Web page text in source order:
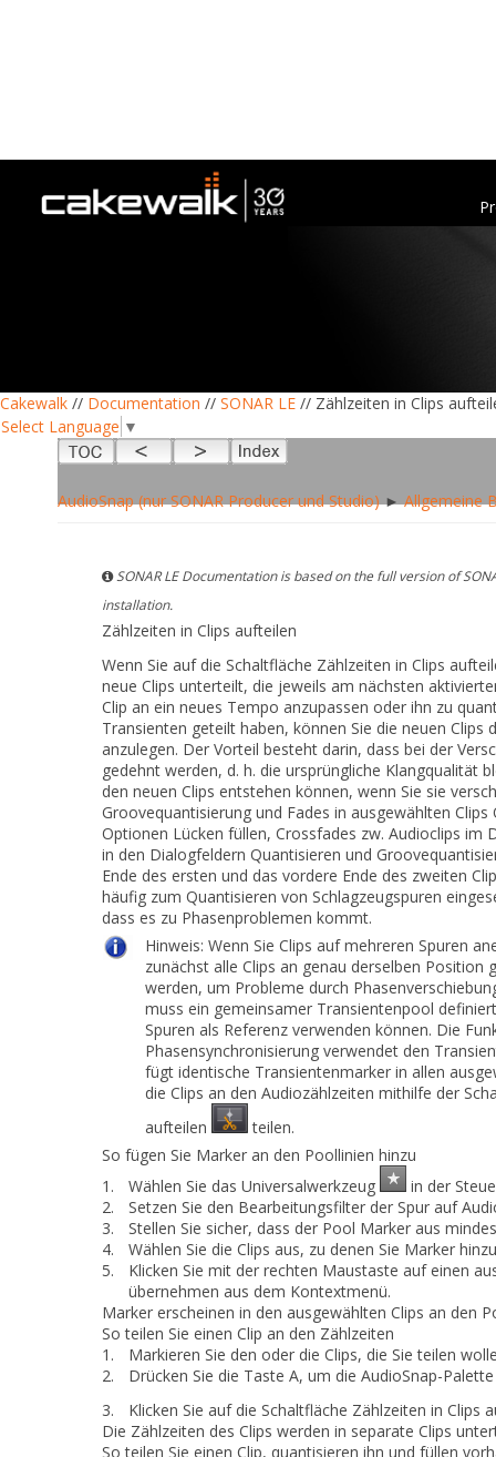
Cakewalk // Documentation // SONAR LE // Zählzeiten in Clips
Select Language ▼
AudioSnap (nur SONAR Producer und Studio)►Allgemeine
SONAR LE Documentation is based on the full version of
installation.
Zählzeiten in Clips aufteilen
Wenn Sie auf die Schaltfläche Zählzeiten in Clips
neue Clips unterteilt, die jeweils am nächsten
Clip an ein neues Tempo anzupassen oder ihn zu
Transienten geteilt haben, können Sie die neuen
anzulegen. Der Vorteil besteht darin, dass bei der
gedehnt werden, d. h. die ursprüngliche Klangqualität
den neuen Clips entstehen können, wenn Sie sie
Groovequantisierung und Fades in ausgewählten Clips
Optionen Lücken füllen, Crossfades zw. Audioclips im
in den Dialogfeldern Quantisieren und
Ende des ersten und das vordere Ende des zweiten
häufig zum Quantisieren von Schlagzeugspuren
dass es zu Phasenproblemen kommt.
Hinweis:Wenn Sie Clips auf mehreren Spuren
zunächst alle Clips an genau derselben
werden, um Probleme durch
muss ein gemeinsamer Transientenpool
Spuren als Referenz verwenden können. Die
Phasensynchronisierung verwendet den
fügt identische Transientenmarker in allen
die Clips an den Audiozählzeiten mithilfe der
aufteilen
teilen.
So fügen Sie Marker an den Poollinien hinzu
1.
Wählen Sie das Universalwerkzeug
in der
2.
Setzen Sie den Bearbeitungsfilter der Spur auf
3.
Stellen Sie sicher, dass der Pool Marker aus
4.
Wählen Sie die Clips aus, zu denen Sie Marker
5.
Klicken Sie mit der rechten Maustaste auf einen
übernehmen aus dem Kontextmenü.
Marker erscheinen in den ausgewählten Clips an den
So teilen Sie einen Clip an den Zählzeiten
1.
Markieren Sie den oder die Clips, die Sie teilen
2.
Drücken Sie die Taste A, um die AudioSnap-
3.
Klicken Sie auf die Schaltfläche Zählzeiten in Clips
Die Zählzeiten des Clips werden in separate Clips
So teilen Sie einen Clip, quantisieren ihn und füllen